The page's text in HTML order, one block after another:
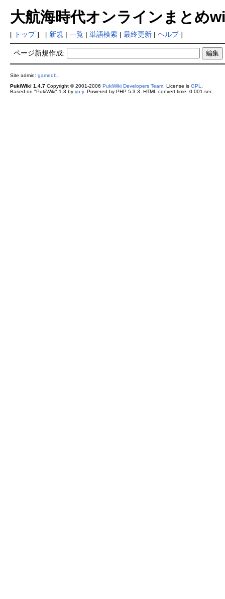
大航海時代オンラインまとめ
[ トップ] [ 新規 | 一覧| 単語検索| 最終更新| ヘルプ]
ページ新規作成:
Site admin: gamedb.
PukiWiki 1.4.7Copyright © 2001-2006 PukiWiki Developers Team. License is GPL
Based on "PukiWiki" 1.3 by yu-ji. Powered by PHP 5.3.3. HTML convert time: 0.001 sec.